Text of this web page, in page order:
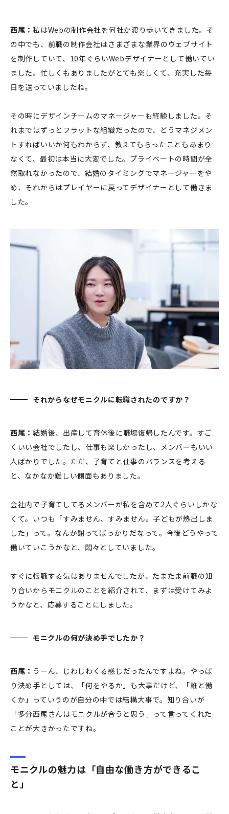
西尾：私はWebの制作会社を何社か渡り歩いてきました。そ
の中でも、前職の制作会社はさまざまな業界のウェブサイト
を制作していて、10年ぐらいWebデザイナーとして働いてい
ました。忙しくもありましたがとても楽しくて、充実した毎
日を送っていましたね。
その時にデザインチームのマネージャーも経験しました。そ
れまではずっとフラットな組織だったので、どうマネジメン
トすればいいか何もわからず、教えてもらったこともあまり
なくて、最初は本当に大変でした。プライベートの時間が全
然取れなかったので、結婚のタイミングでマネージャーをや
め、それからはプレイヤーに戻ってデザイナーとして働きま
した。
それからなぜモニクルに転職されたのですか？
西尾：結婚後、出産して育休後に職場復帰したんです。すご
くいい会社でしたし、仕事も楽しかったし、メンバーもいい
人ばかりでした。ただ、子育てと仕事のバランスを考える
と、なかなか難しい側面もありました。
会社内で子育てしてるメンバーが私を含めて2人ぐらいしかな
くて。いつも「すみません、すみません。子どもが熱出しま
した」って。なんか謝ってばっかりだなって。今後どうやって
働いていこうかなと、悶々としていました。
すぐに転職する気はありませんでしたが、たまたま前職の知
り合いからモニクルのことを紹介されて、まずは受けてみよ
うかなと、応募することにしました。
モニクルの何が決め手でしたか？
西尾： うーん、じわじわくる感じだったんですよね。やっぱ
り決め手としては、「何をやるか」も大事だけど、「誰と働
くか」っていうのが自分の中では結構大事で。知り合いが
「多分西尾さんはモニクルが合うと思う」って言ってくれた
ことが大きかったですね。
モニクルの魅力は「自由な働き方ができるこ
と」